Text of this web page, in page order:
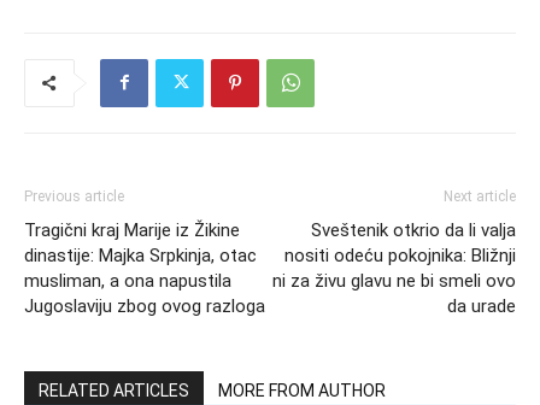
Previous article
Tragični kraj Marije iz Žikine
dinastije: Majka Srpkinja, otac
musliman, a ona napustila
Jugoslaviju zbog ovog razloga
Next article
Sveštenik otkrio da li valja
nositi odeću pokojnika: Bližnji
ni za živu glavu ne bi smeli ovo
da urade
RELATED ARTICLES MORE FROM AUTHOR